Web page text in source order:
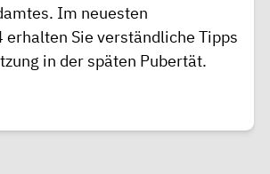
Im neuesten
erhalten Sie verständliche Tipps
in der späten Pubertät.